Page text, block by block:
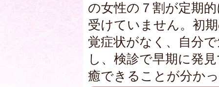
の女性の７割が定期
受けていません。初
覚症状がなく、自分
し、検診で早期に発
癒できることが分か